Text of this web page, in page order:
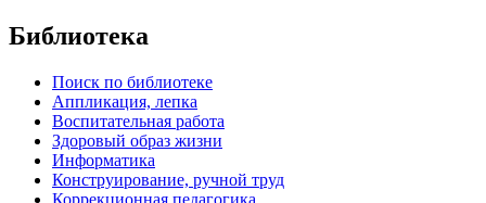
Библиотека
Поиск по библиотеке
Аппликация, лепка
Воспитательная работа
Здоровый образ жизни
Информатика
Конструирование, ручной труд
Коррекционная педагогика